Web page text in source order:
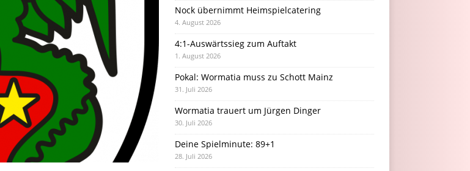
Nock übernimmt Heimspielcatering
4. August 2026
4:1-Auswärtssieg zum Auftakt
1. August 2026
Pokal: Wormatia muss zu Schott Mainz
31. Juli 2026
Wormatia trauert um Jürgen Dinger
30. Juli 2026
Deine Spielminute: 89+1
28. Juli 2026